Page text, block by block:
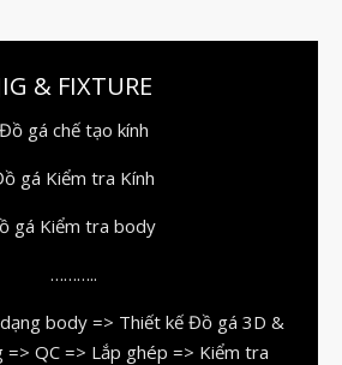
Medical
Ứng Dụng
Thư Viện
Video
& FIXTURE
Đồ gá chế tạo kính
gá Kiểm tra Kính
gá Kiểm tra body
………..
body => Thiết kế Đồ gá 3D &
=> QC => Lắp ghép => Kiểm tra